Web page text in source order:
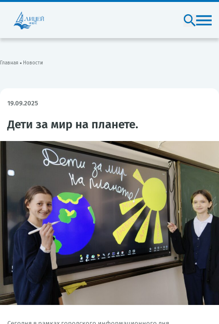
Главная Новости
19.09.2025
Дети за мир на планете.